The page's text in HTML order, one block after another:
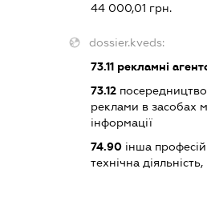
44 000,01 грн.
dossier.kveds:
73.11 рекламні
73.12
реклами в засобах
інформації
74.90 інша
технічна діяльність,